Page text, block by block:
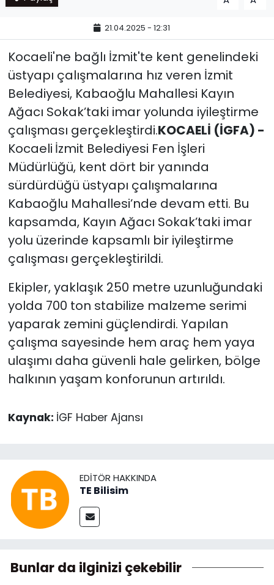
21.04.2025 - 12:31
Kocaeli'ne bağlı İzmit'te kent genelindeki
üstyapı çalışmalarına hız veren İzmit
Belediyesi, Kabaoğlu Mahallesi Kayın
Ağacı Sokak’taki imar yolunda iyileştirme
çalışması gerçekleştirdi.KOCAELİ (İGFA) -
Kocaeli İzmit Belediyesi Fen İşleri
Müdürlüğü, kent dört bir yanında
sürdürdüğü üstyapı çalışmalarına
Kabaoğlu Mahallesi’nde devam etti. Bu
kapsamda, Kayın Ağacı Sokak’taki imar
yolu üzerinde kapsamlı bir iyileştirme
çalışması gerçekleştirildi.
Ekipler, yaklaşık 250 metre uzunluğundaki
yolda 700 ton stabilize malzeme serimi
yaparak zemini güçlendirdi. Yapılan
çalışma sayesinde hem araç hem yaya
ulaşımı daha güvenli hale gelirken, bölge
halkının yaşam konforunun artırıldı.
Kaynak: İGF Haber Ajansı
EDITÖR HAKKINDA
TE Bilisim
Bunlar da ilginizi çekebilir